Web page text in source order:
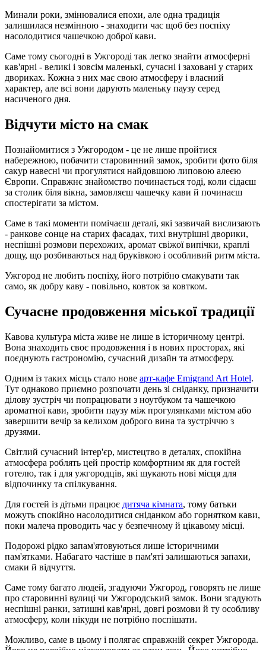
Минали роки, змінювалися епохи, але одна традиція
залишилася незмінною - знаходити час щоб без поспіху
насолодитися чашечкою доброї кави.
Саме тому сьогодні в Ужгороді так легко знайти атмосферні
кав'ярні - великі і зовсім маленькі, сучасні і заховані у старих
двориках. Кожна з них має свою атмосферу і власний
характер, але всі вони дарують маленьку паузу серед
насиченого дня.
Відчути місто на смак
Познайомитися з Ужгородом - це не лише пройтися
набережною, побачити старовинний замок, зробити фото біля
сакур навесні чи прогулятися найдовшою липовою алеєю
Європи. Справжнє знайомство починається тоді, коли сідаєш
за столик біля вікна, замовляєш чашечку кави й починаєш
спостерігати за містом.
Саме в такі моменти помічаєш деталі, які зазвичай вислизають
- ранкове сонце на старих фасадах, тихі внутрішні дворики,
неспішні розмови перехожих, аромат свіжої випічки, краплі
дощу, що розбиваються над бруківкою і особливий ритм міста.
Ужгород не любить поспіху, його потрібно смакувати так
само, як добру каву - повільно, ковток за ковтком.
Сучасне продовження міської традиції
Кавова культура міста живе не лише в історичному центрі.
Вона знаходить своє продовження і в нових просторах, які
поєднують гастрономію, сучасний дизайн та атмосферу.
Одним із таких місць стало нове арт-кафе Emigrand Art Hotel.
Тут однаково приємно розпочати день зі сніданку, призначити
ділову зустріч чи попрацювати з ноутбуком та чашечкою
ароматної кави, зробити паузу між прогулянками містом або
завершити вечір за келихом доброго вина та зустріччю з
друзями.
Світлий сучасний інтер'єр, мистецтво в деталях, спокійна
атмосфера роблять цей простір комфортним як для гостей
готелю, так і для ужгородців, які шукають нові місця для
відпочинку та спілкування.
Для гостей із дітьми працює дитяча кімната, тому батьки
можуть спокійно насолодитися сніданком або горнятком кави,
поки малеча проводить час у безпечному й цікавому місці.
Подорожі рідко запам'ятовуються лише історичними
пам'ятками. Набагато частіше в пам'яті залишаються запахи,
смаки й відчуття.
Саме тому багато людей, згадуючи Ужгород, говорять не лише
про старовинні вулиці чи Ужгородський замок. Вони згадують
неспішні ранки, затишні кав'ярні, довгі розмови й ту особливу
атмосферу, коли нікуди не потрібно поспішати.
Можливо, саме в цьому і полягає справжній секрет Ужгорода.